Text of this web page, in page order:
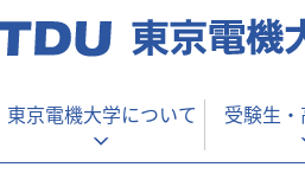
東京電機大学について 受験生・